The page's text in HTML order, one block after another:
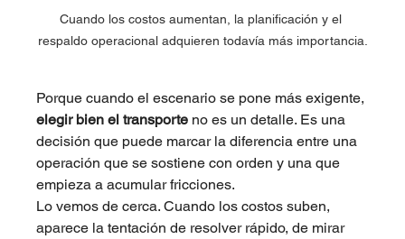
Cuando los costos aumentan, la planificación y el
respaldo operacional adquieren todavía más importancia.
Porque cuando el escenario se pone más exigente,
elegir bien el transporte no es un detalle. Es una
decisión que puede marcar la diferencia entre una
operación que se sostiene con orden y una que
empieza a acumular fricciones.
Lo vemos de cerca. Cuando los costos suben,
aparece la tentación de resolver rápido, de mirar